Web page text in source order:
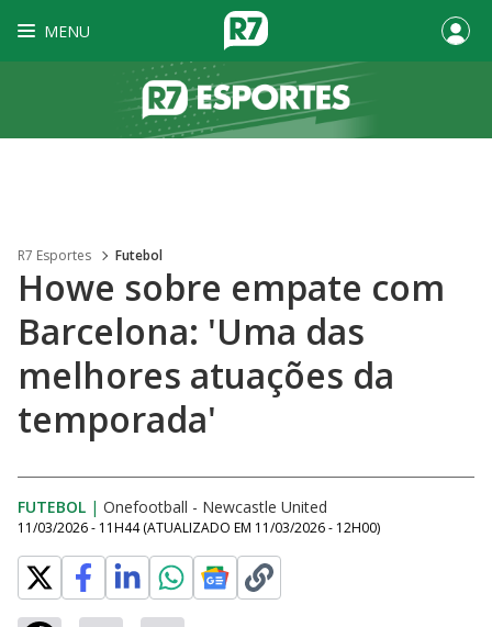
MENU
R7 Esportes Futebol
Howe sobre empate com
Barcelona: 'Uma das
melhores atuações da
temporada'
FUTEBOL | Onefootball - Newcastle United
11/03/2026 - 11H44 (ATUALIZADO EM 11/03/2026 - 12H00)